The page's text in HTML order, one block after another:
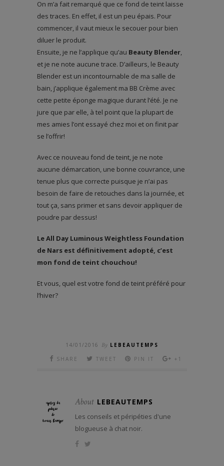
On m’a fait remarqué que ce fond de teint laisse
des traces. En effet, il est un peu épais. Pour
commencer, il vaut mieux le secouer pour bien
diluer le produit.
Ensuite, je ne l’applique qu’au Beauty Blender,
et je ne note aucune trace. D’ailleurs, le Beauty
Blender est un incontournable de ma salle de
bain, j’applique également ma BB Crème avec
cette petite éponge magique durant l’été. Je ne
jure que par elle, à tel point que la plupart de
mes amies l’ont essayé chez moi et on finit par
se l’offrir!
Avec ce nouveau fond de teint, je ne note
aucune démarcation, une bonne couvrance, une
tenue plus que correcte puisque je n’ai pas
besoin de faire de retouches dans la journée, et
tout ça, sans primer et sans devoir appliquer de
poudre par dessus!
Le All Day Luminous Weightless Foundation
de Nars est définitivement adopté, c’est
mon fond de teint chouchou!
Et vous, quel est votre fond de teint préféré pour
l’hiver?
14/01/2016 By LEBEAUTEMPS
SHARE
TWEET PIN IT +1
About LEBEAUTEMPS
Les conseils et péripéties d'une
blogueuse à chat noir.